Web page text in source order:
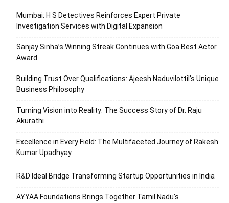
Mumbai: H S Detectives Reinforces Expert Private
Investigation Services with Digital Expansion
Sanjay Sinha’s Winning Streak Continues with Goa Best Actor
Award
Building Trust Over Qualifications: Ajeesh Naduvilottil’s Unique
Business Philosophy
Turning Vision into Reality: The Success Story of Dr. Raju
Akurathi
Excellence in Every Field: The Multifaceted Journey of Rakesh
Kumar Upadhyay
R&D Ideal Bridge Transforming Startup Opportunities in India
AYYAA Foundations Brings Together Tamil Nadu’s